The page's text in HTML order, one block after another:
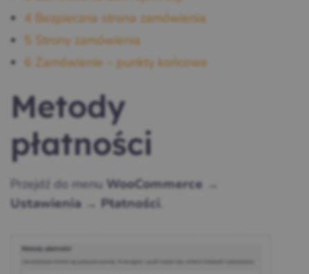
4 Bezpieczna strona zamówienia
5 Strony zamówienia
6 Zamówienie – punkty końcowe
Metody
płatności
Przejdź do menu WooCommerce →
Ustawienia → Płatności